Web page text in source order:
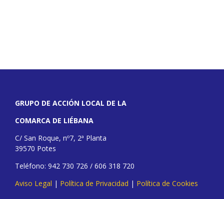
GRUPO DE ACCIÓN LOCAL DE LA
COMARCA DE LIÉBANA
C/ San Roque, nº7, 2ª Planta
39570 Potes
Teléfono: 942 730 726 / 606 318 720
Aviso Legal | Política de Privacidad | Política de Cookies